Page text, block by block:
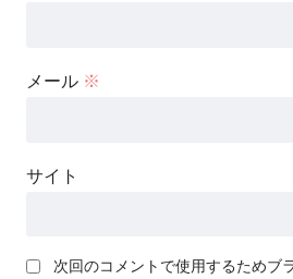
メール ※
サイト
次回のコメントで使用するためブ